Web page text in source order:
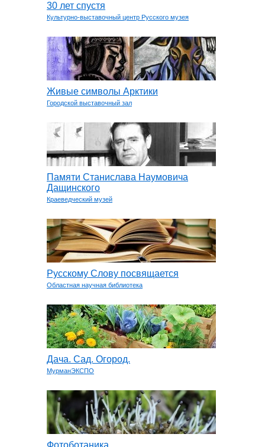
30 лет спустя
Культурно-выставочный центр Русского музея
Живые символы Арктики
Городской выставочный зал
Памяти Станислава Наумовича
Дащинского
Краеведческий музей
Русскому Слову посвящается
Областная научная библиотека
Дача. Сад. Огород.
МурманЭКСПО
Фотоботаника